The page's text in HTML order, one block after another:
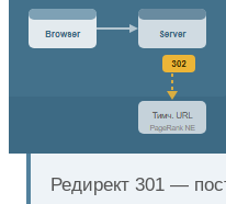
Редирект 301 —